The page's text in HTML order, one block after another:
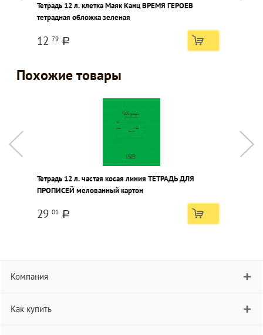
Тетрадь 12 л. клетка Маяк Канц ВРЕМЯ ГЕРОЕВ
тетрадная обложка зеленая
12 79 a
Похожие товары
Тетрадь 12 л. частая косая линия ТЕТРАДЬ ДЛЯ
ПРОПИСЕЙ мелованный картон
29 01 a
Компания
Как купить